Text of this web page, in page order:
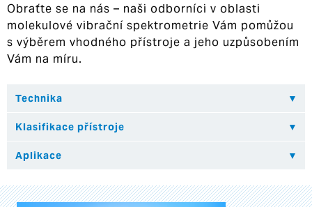
Obraťte se na nás – naši odborníci v oblasti
molekulové vibrační spektrometrie Vám pomůžou
s výběrem vhodného přístroje a jeho uzpůsobením
Vám na míru.